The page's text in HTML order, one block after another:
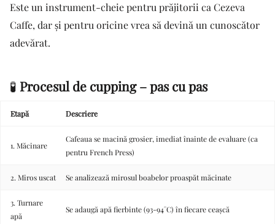
Este un instrument-cheie pentru prăjitorii ca Cezeva
Caffe, dar și pentru oricine vrea să devină un cunoscător
adevărat.
🧪 Procesul de cupping – pas cu pas
Etapă Descriere
1. Măcinare
Cafeaua se macină grosier, imediat înainte de evaluare (ca
pentru French Press)
2. Miros uscat Se analizează mirosul boabelor proaspăt măcinate
3. Turnare
apă
Se adaugă apă fierbinte (93-94°C) în fiecare ceașcă